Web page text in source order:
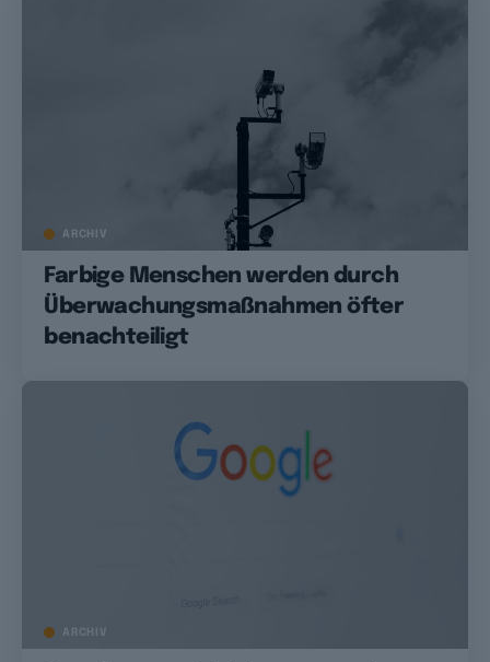
ARCHIV
Farbige Menschen werden durch
Überwachungsmaßnahmen öfter
benachteiligt
ARCHIV